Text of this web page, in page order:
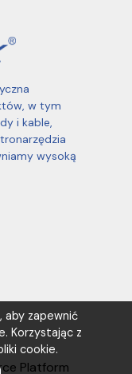
aby zapewnić
Korzystając z
cookie.
w tym
i kable,
wysoką
Platform